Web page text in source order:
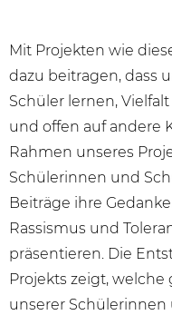
Mit Projekten wie
dazu beitragen, dass
Schüler lernen,
und offen auf andere
Rahmen unseres
Schülerinnen und
Beiträge ihre
Rassismus und
präsentieren. Die
Projekts zeigt,
unserer Schülerinnen